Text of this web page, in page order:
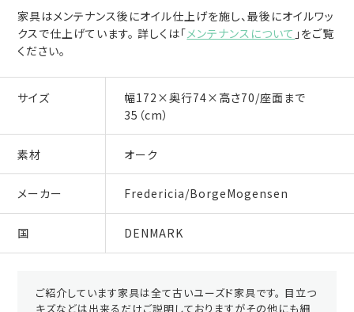
家具はメンテナンス後にオイル仕上げを施し、最後にオイルワッ
クスで仕上げています。 詳しくは「メンテナンスについて 」をご覧
ください。
サイズ
幅172×奥行74×高さ70/座面まで
35（cm）
素材 オーク
メーカー Fredericia/BorgeMogensen
国 DENMARK
ご紹介しています家具は全て古いユーズド家具です。 目立つ
キズなどは出来るだけご説明しておりますがその他にも細